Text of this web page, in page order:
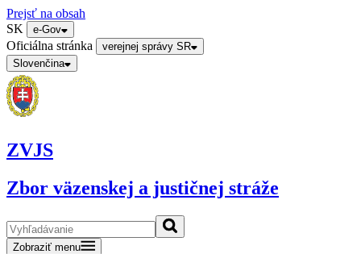
Prejsť na obsah
SK
e-Gov
Oficiálna stránka
verejnej správy SR
Slovenčina
ZVJS
Zbor väzenskej a justičnej stráže
Zobraziť menu